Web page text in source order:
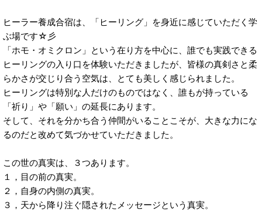
ヒーラー養成合宿は、「ヒーリング」を身近に感じていただく学
ぶ場です☆彡
「ホモ・オミクロン」という在り方を中心に、誰でも実践できる
ヒーリングの入り口を体験いただきましたが、皆様の真剣さと柔
らかさが交じり合う空気は、とても美しく感じられました。
ヒーリングは特別な人だけのものではなく、誰もが持っている
「祈り」や「願い」の延長にあります。
そして、それを分かち合う仲間がいることこそが、大きな力にな
るのだと改めて気づかせていただきました。
この世の真実は、３つあります。
１，目の前の真実。
２，自身の内側の真実。
３，天から降り注ぐ隠されたメッセージという真実。